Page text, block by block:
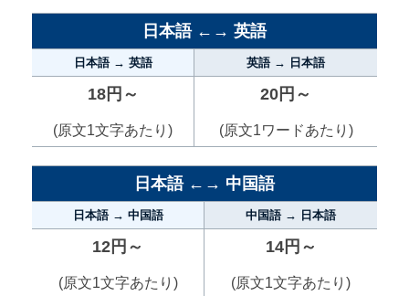
日本語 ←→ 英語
日本語 → 英語 英語 → 日本語
18円～
(原文1文字あたり)
20円～
(原文1ワードあたり)
日本語 ←→ 中国語
日本語 → 中国語 中国語 → 日本語
12円～
(原文1文字あたり)
14円～
(原文1文字あたり)